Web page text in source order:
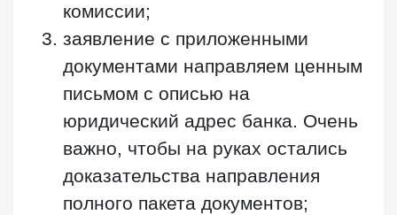
комиссии;
заявление с приложенными
документами направляем ценным
письмом с описью на
юридический адрес банка. Очень
важно, чтобы на руках остались
доказательства направления
полного пакета документов;